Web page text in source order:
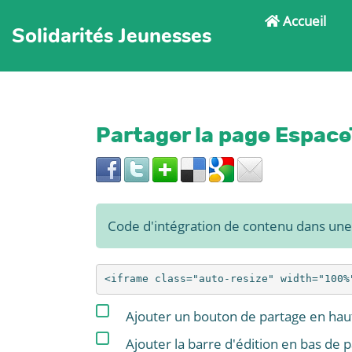
Solidarités Jeunesses
Accueil
Partager la page
Code d'intégration de contenu dans
Ajouter un bouton de partage en
Ajouter la barre d'édition en bas de